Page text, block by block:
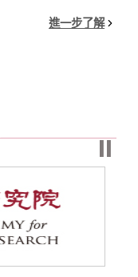
進一步了解
⏸